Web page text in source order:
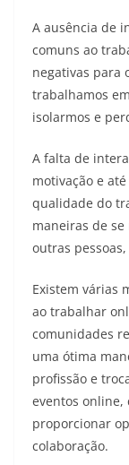
A ausência de
comuns ao
negativas para
trabalhamos
isolarmos e
A falta de
motivação e
qualidade do
maneiras de
outras
Existem várias
ao trabalhar
comunidades
uma ótima
profissão e
eventos online,
proporcionar
colaboração.